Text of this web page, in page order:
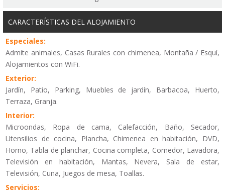
CARACTERÍSTICAS DEL ALOJAMIENTO
Especiales:
Admite animales, Casas Rurales con chimenea, Montaña / Esquí,
Alojamientos con WiFi.
Exterior:
Jardín, Patio, Parking, Muebles de jardín, Barbacoa, Huerto,
Terraza, Granja.
Interior:
Microondas, Ropa de cama, Calefacción, Baño, Secador,
Utensilios de cocina, Plancha, Chimenea en habitación, DVD,
Horno, Tabla de planchar, Cocina completa, Comedor, Lavadora,
Televisión en habitación, Mantas, Nevera, Sala de estar,
Televisión, Cuna, Juegos de mesa, Toallas.
Servicios: